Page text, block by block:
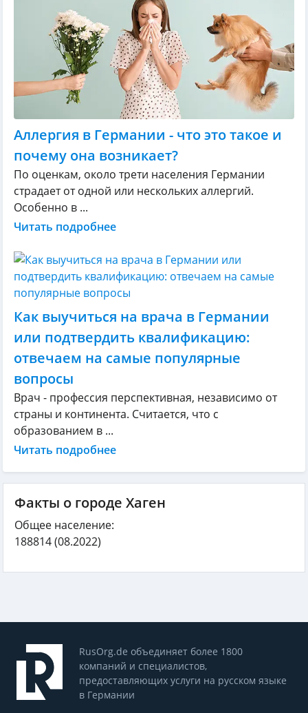
Аллергия в Германии - что это такое и
почему она возникает?
По оценкам, около трети населения Германии
страдает от одной или нескольких аллергий.
Особенно в ...
Читать подробнее
Как выучиться на врача в Германии
или подтвердить квалификацию:
отвечаем на самые популярные
вопросы
Врач - профессия перспективная, независимо от
страны и континента. Считается, что с
образованием в ...
Читать подробнее
Факты о городе Хаген
Общее население:
188814(08.2022)
RusOrg.de объединяет более 1800
компаний и специалистов,
предоставляющих услуги на русском языке
в Германии